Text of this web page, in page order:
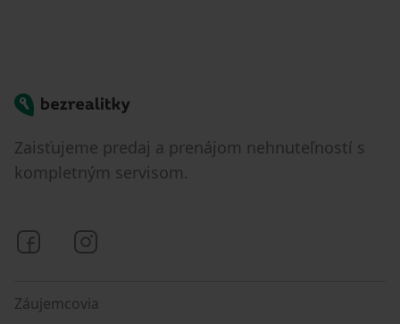
Bezrealitky
Zaisťujeme predaj a prenájom nehnuteľností s
kompletným servisom.
Bezrealitky na Facebooku
Záujemcovia